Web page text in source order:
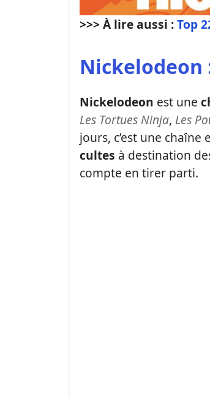
>>> À lire aussi :Top
Nickelodeon
Nickelodeon est une
Les Tortues Ninja, Les
jours, c’est une
cultes à destination
compte en tirer parti.